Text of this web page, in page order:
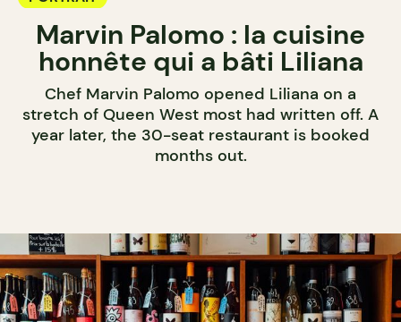
Marvin Palomo : la cuisine
honnête qui a bâti Liliana
Chef Marvin Palomo opened Liliana on a
stretch of Queen West most had written off. A
year later, the 30-seat restaurant is booked
months out.